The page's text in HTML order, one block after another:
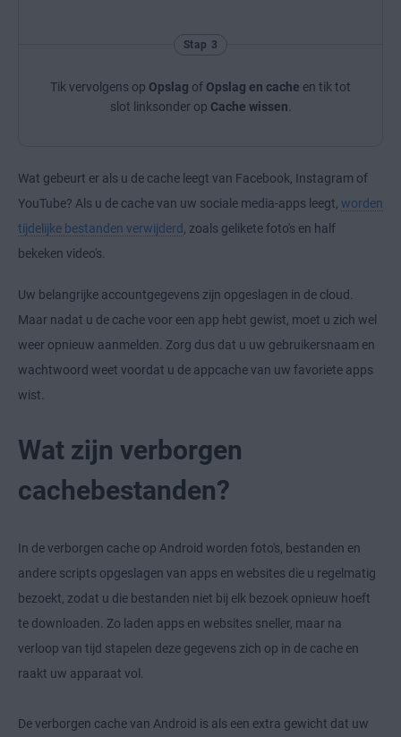
Stap 3
Tik vervolgens op Opslag of Opslag en cache en tik tot
slot linksonder op Cache wissen
Wat gebeurt er als u de cache leegt van Facebook, Instagram of
YouTube? Als u de cache van uw sociale media-apps leegt, worden
tijdelijke bestanden verwijderd
, zoals gelikete foto's en half
bekeken video's.
Uw belangrijke accountgegevens zijn opgeslagen in de cloud.
Maar nadat u de cache voor een app hebt gewist, moet u zich wel
weer opnieuw aanmelden. Zorg dus dat u uw gebruikersnaam en
wachtwoord weet voordat u de appcache van uw favoriete apps
wist.
Wat zijn verborgen
cachebestanden?
In de verborgen cache op Android worden foto's, bestanden en
andere scripts opgeslagen van apps en websites die u regelmatig
bezoekt, zodat u die bestanden niet bij elk bezoek opnieuw hoeft
te downloaden. Zo laden apps en websites sneller, maar na
verloop van tijd stapelen deze gegevens zich op in de cache en
raakt uw apparaat vol.
De verborgen cache van Android is als een extra gewicht dat uw